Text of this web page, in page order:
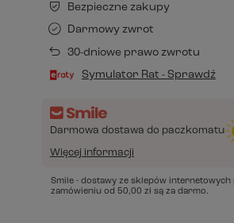
Bezpieczne zakupy
Darmowy zwrot
30-dniowe prawo zwrotu
Symulator Rat - Sprawdź
Darmowa dostawa do paczkomatu
Więcej informacji
Smile - dostawy ze sklepów internetowych
zamówieniu od 50,00 zł są za darmo.